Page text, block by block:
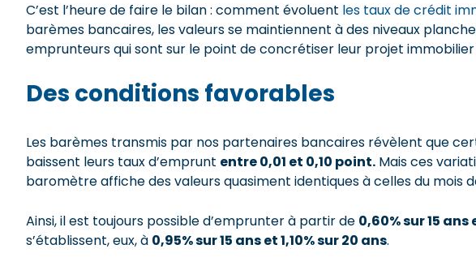
C’est l’heure de faire le bilan : comment évoluent les taux de crédit
barèmes bancaires, les valeurs se maintiennent à des niveaux
emprunteurs qui sont sur le point de concrétiser leur projet immobilier
Des conditions favorables
Les barèmes transmis par nos partenaires bancaires révèlent que
baissent leurs taux d’emprunt entre 0,01 et 0,10 point. Mais ces
baromètre affiche des valeurs quasiment identiques à celles du mois
Ainsi, il est toujours possible d’emprunter à partir de 0,60% sur 15 ans
s’établissent, eux, à 0,95% sur 15 ans et 1,10% sur 20 ans.